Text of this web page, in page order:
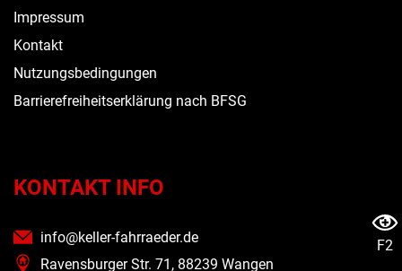
Impressum
Kontakt
Nutzungsbedingungen
Barrierefreiheitserklärung nach BFSG
KONTAKT INFO
info@keller-fahrraeder.de
Ravensburger Str. 71, 88239 Wangen
F2